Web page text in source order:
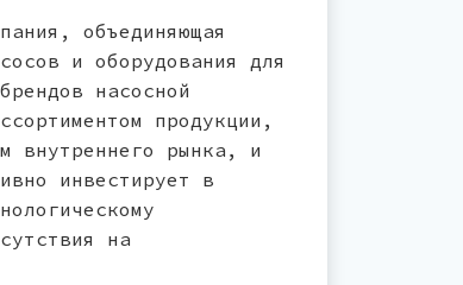
объединяющая
и оборудования для
насосной
продукции,
внутреннего рынка, и
инвестирует в
на